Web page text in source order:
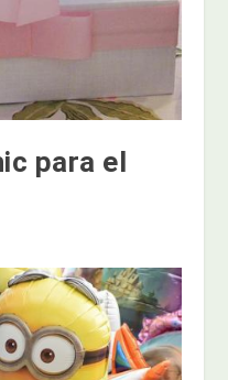
para el